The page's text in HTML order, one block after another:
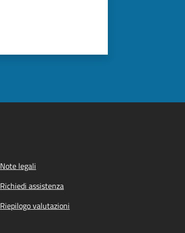
Note legali
Richiedi assistenza
Riepilogo valutazioni